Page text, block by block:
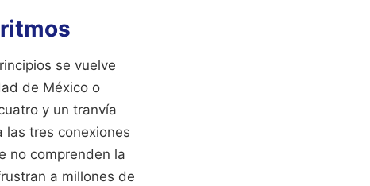
se vuelve
de México o
y un tranvía
las tres conexiones
no comprenden la
a millones de